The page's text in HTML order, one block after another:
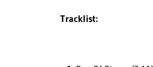
Tracklist: